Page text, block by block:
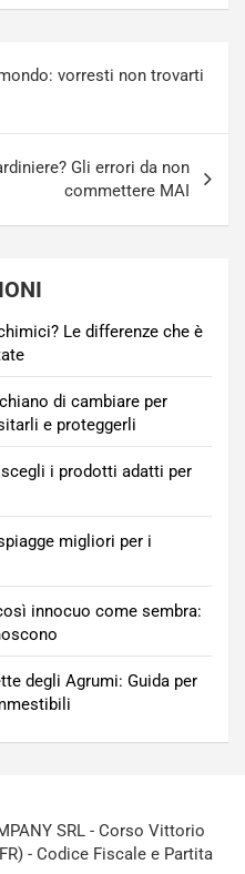
vorresti non trovarti
Gli errori da non
commettere MAI
Le differenze che è
di cambiare per
e proteggerli
i prodotti adatti per
migliori per i
innocuo come sembra:
degli Agrumi: Guida per
SRL - Corso Vittorio
- Codice Fiscale e Partita